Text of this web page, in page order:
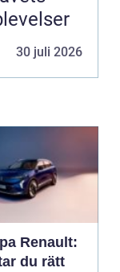
30 juli 2026
Renault:
du rätt